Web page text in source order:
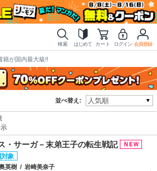
検索 はじめて カート ログイン 会員登録
籍が国内最大級!!
並べ替え:
・サーガ－末弟王子の転生戦記
英樹 / 岩崎美奈子